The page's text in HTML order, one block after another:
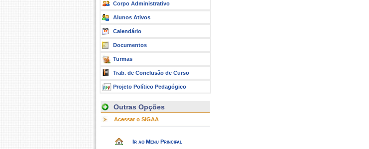
Corpo Administrativo
Alunos Ativos
Calendário
Documentos
Turmas
Trab. de Conclusão de Curso
Projeto Político Pedagógico
Outras Opções
Acessar o SIGAA
Ir ao Menu Principal